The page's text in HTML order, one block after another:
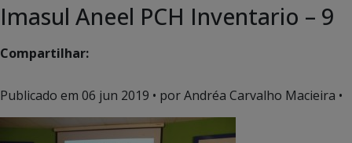
Imasul Aneel PCH Inventario – 9
Compartilhar:
Publicado em 06 jun 2019 • por Andréa Carvalho Macieira •